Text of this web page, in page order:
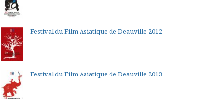
Festival du Film Asiatique de Deauville 2012
Festival du Film Asiatique de Deauville 2013